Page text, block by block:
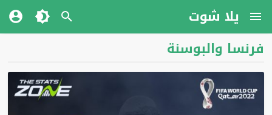
يلا شوت
فرنسا والبوسنة